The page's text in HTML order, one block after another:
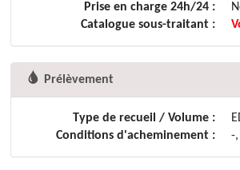
Prise en charge 24h/24 :
Catalogue sous-traitant :
Prélèvement
Type de recueil / Volume :
Conditions d'acheminement :
-